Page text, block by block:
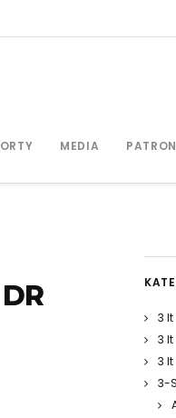
MEDIA
3
3 It
3
3-